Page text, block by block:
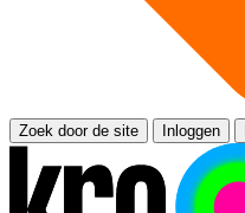
Zoek door de site Inloggen